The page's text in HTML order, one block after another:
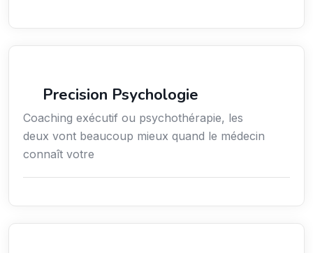
Precision Psychologie
Coaching exécutif ou psychothérapie, les
deux vont beaucoup mieux quand le médecin
connaît votre